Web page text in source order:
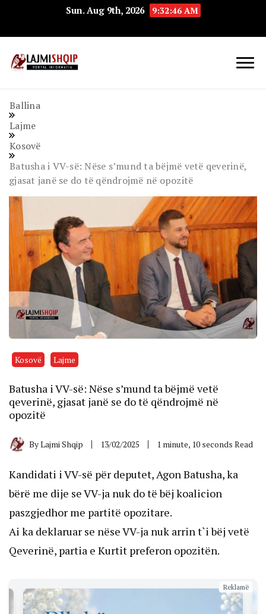
Sun. Aug 9th, 2026 9:32:47 AM
Ballina
Lajme
Kosovë
Batusha i VV-së: Nëse s’mund ta bëjmë vetë qeverinë,
gjasat janë se do të qëndrojmë në opozitë
Kosovë Lajme
Batusha i VV-së: Nëse s’mund ta bëjmë vetë
qeverinë, gjasat janë se do të qëndrojmë në
opozitë
ByLajmi Shqip 13/02/2025 1 minute, 10 seconds Read
Kandidati i VV-së për deputet, Agon Batusha, ka
bërë me dije se VV-ja nuk do të bëj koalicion
paszgjedhor me partitë opozitare.
Ai ka deklaruar se nëse VV-ja nuk arrin t`i bëj vetë
Qeverinë, partia e Kurtit preferon opozitën.
Reklamë